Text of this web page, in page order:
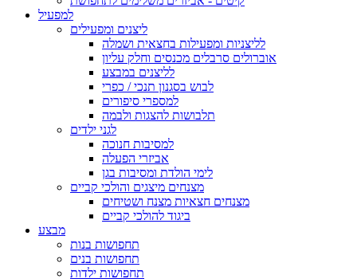
למפעיל
ליצנים ומפעילים
לליצניות ומפעילות בחצאית ושמלה
אוברולים סרבלים מכנסים וחלק עליון
לליצנים במבצע
לבוש בסגנון תנכי / כפרי
למספרי סיפורים
תלבושות להצגות ולבמה
לגני ילדים
למסיבות חנוכה
אביזרי הפעלה
לימי הולדת ומסיבות בגן
מצנחים מיצגים והולכי קביים
מצנחים חצאיות מצנח ושטיחים
ביגוד להולכי קביים
מבצע
תחפושות בנות
תחפושות בנים
תחפושות ילדות